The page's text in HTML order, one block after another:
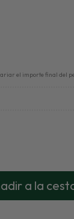
el importe final del
a la